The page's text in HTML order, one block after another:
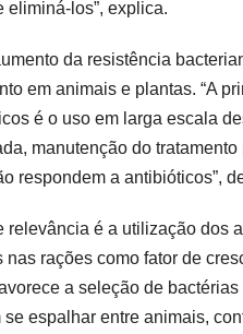
los”, explica.
da resistência
em animais e plantas. “A
é o uso em larga escala
manutenção do
respondem a antibióticos”,
relevância é a utilização
rações como fator de
a seleção de
espalhar entre animais,